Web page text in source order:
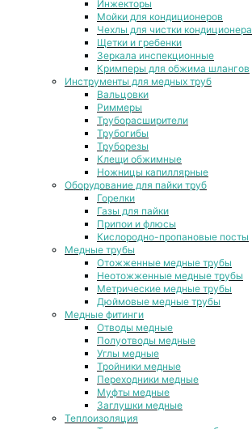
Инжекторы
Мойки для кондиционеров
Чехлы для чистки кондиционера
Щетки и гребенки
Зеркала инспекционные
Кримперы для обжима шлангов
Инструменты для медных труб
Вальцовки
Риммеры
Труборасширители
Трубогибы
Труборезы
Клещи обжимные
Ножницы капиллярные
Оборудование для пайки труб
Горелки
Газы для пайки
Припои и флюсы
Кислородно-пропановые посты
Медные трубы
Отожженные медные трубы
Неотожженные медные трубы
Метрические медные трубы
Дюймовые медные трубы
Медные фитинги
Отводы медные
Полуотводы медные
Углы медные
Тройники медные
Переходники медные
Муфты медные
Заглушки медные
Теплоизоляция